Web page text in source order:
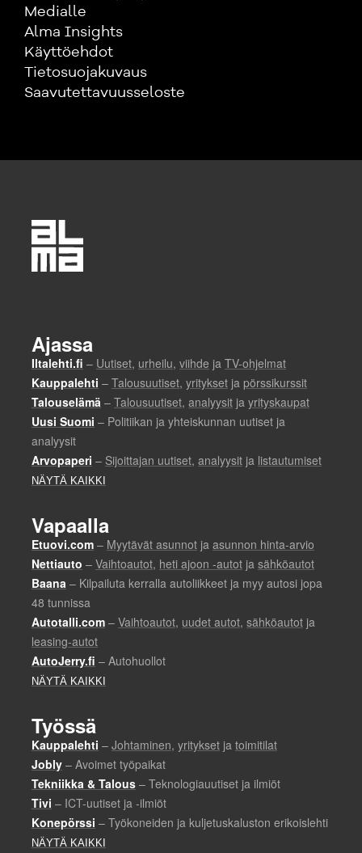
Medialle
Alma Insights
Käyttöehdot
Tietosuojakuvaus
Saavutettavuusseloste